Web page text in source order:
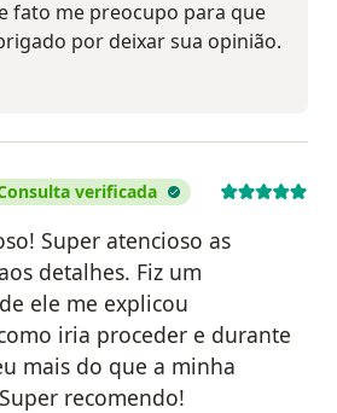
fato me preocupo para que
por deixar sua opinião.
verificada
Super atencioso as
detalhes. Fiz um
ele me explicou
iria proceder e durante
mais do que a minha
recomendo!